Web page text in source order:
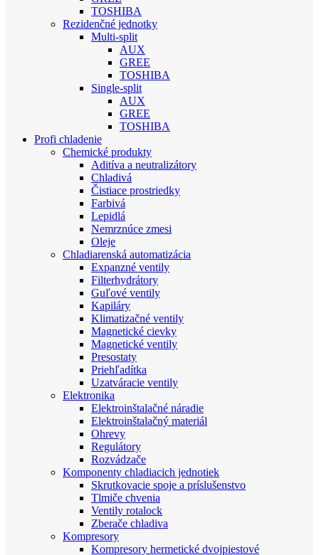
TOSHIBA
Rezidenčné jednotky
Multi-split
AUX
GREE
TOSHIBA
Single-split
AUX
GREE
TOSHIBA
Profi chladenie
Chemické produkty
Aditíva a neutralizátory
Chladivá
Čistiace prostriedky
Farbivá
Lepidlá
Nemrznúce zmesi
Oleje
Chladiarenská automatizácia
Expanzné ventily
Filterhydrátory
Guľové ventily
Kapiláry
Klimatizačné ventily
Magnetické cievky
Magnetické ventily
Presostaty
Priehľadítka
Uzatváracie ventily
Elektronika
Elektroinštalačné náradie
Elektroinštalačný materiál
Ohrevy
Regulátory
Rozvádzače
Komponenty chladiacich jednotiek
Skrutkovacie spoje a príslušenstvo
Tlmiče chvenia
Ventily rotalock
Zberače chladiva
Kompresory
Kompresory hermetické dvojpiestové